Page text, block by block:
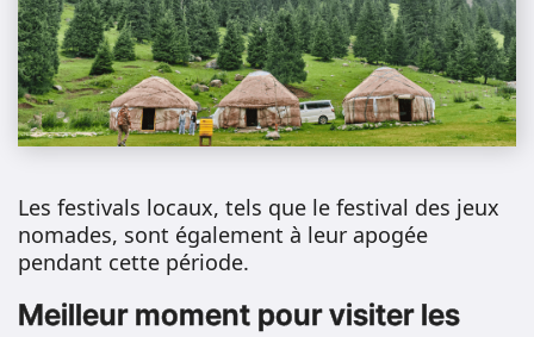
Les festivals locaux, tels que le festival des jeux
nomades, sont également à leur apogée
pendant cette période.
Meilleur moment pour visiter les